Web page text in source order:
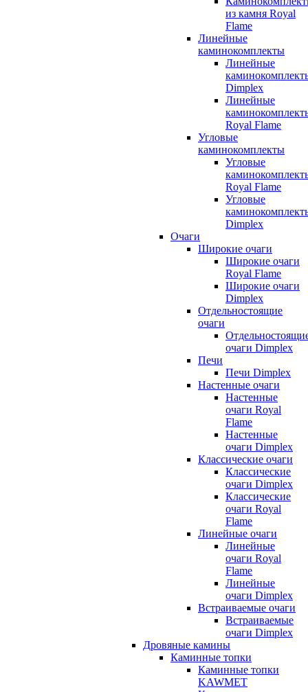
из камня Royal
Flame
Линейные
каминокомплекты
Линейные
Dimplex
Линейные
Royal Flame
Угловые
каминокомплекты
Угловые
Royal Flame
Угловые
Dimplex
Очаги
Широкие очаги
Широкие очаги
Royal Flame
Широкие очаги
Dimplex
Отдельностоящие
очаги
очаги Dimplex
Печи
Печи Dimplex
Настенные очаги
Настенные
очаги Royal
Flame
Настенные
очаги Dimplex
Классические очаги
Классические
очаги Dimplex
Классические
очаги Royal
Flame
Линейные очаги
Линейные
очаги Royal
Flame
Линейные
очаги Dimplex
Встраиваемые очаги
Встраиваемые
очаги Dimplex
Дровяные камины
Каминные топки
Каминные топки
KAWMET